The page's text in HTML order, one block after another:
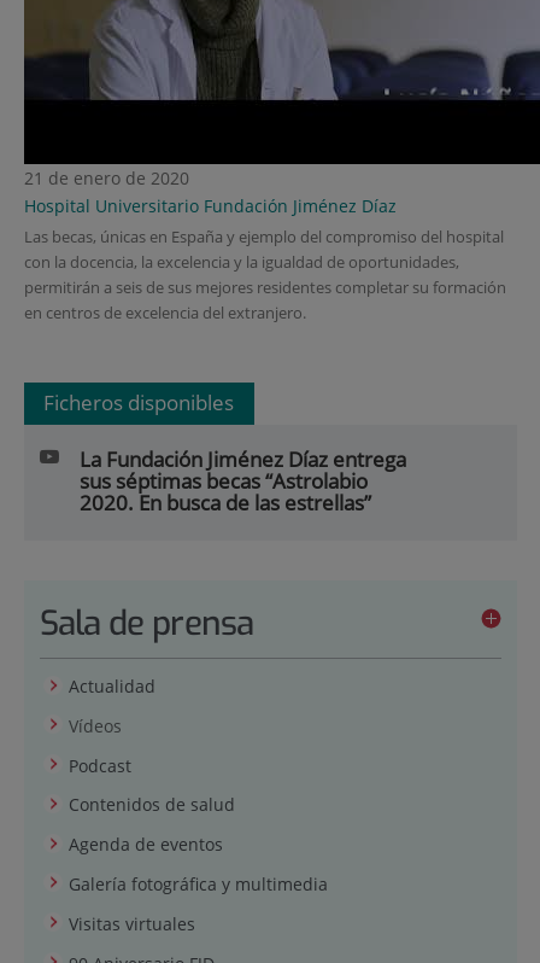
21 de enero de 2020
Hospital Universitario Fundación Jiménez Díaz
Las becas, únicas en España y ejemplo del compromiso del hospital
con la docencia, la excelencia y la igualdad de oportunidades,
permitirán a seis de sus mejores residentes completar su formación
en centros de excelencia del extranjero.
Ficheros disponibles
La Fundación Jiménez Díaz entrega
sus séptimas becas “Astrolabio
2020. En busca de las estrellas”
Sala de prensa
Actualidad
Vídeos
Podcast
Contenidos de salud
Agenda de eventos
Galería fotográfica y multimedia
Visitas virtuales